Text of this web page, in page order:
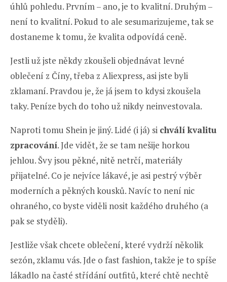
úhlů pohledu. Prvním – ano, je to kvalitní. Druhým –
není to kvalitní. Pokud to ale sesumarizujeme, tak se
dostaneme k tomu, že kvalita odpovídá ceně.
Jestli už jste někdy zkoušeli objednávat levné
oblečení z Číny, třeba z Aliexpress, asi jste byli
zklamaní. Pravdou je, že já jsem to kdysi zkoušela
taky. Peníze bych do toho už nikdy neinvestovala.
Naproti tomu Shein je jiný. Lidé (i já) si chválí kvalitu
zpracování. Jde vidět, že se tam nešije horkou
jehlou. Švy jsou pěkné, nitě netrčí, materiály
přijatelné. Co je nejvíce lákavé, je asi pestrý výběr
moderních a pěkných kousků. Navíc to není nic
ohraného, co byste viděli nosit každého druhého (a
pak se styděli).
Jestliže však chcete oblečení, které vydrží několik
sezón, zklamu vás. Jde o fast fashion, takže je to spíše
lákadlo na časté střídání outfitů, které chtě nechtě